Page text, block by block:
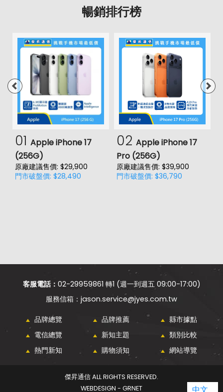
暢銷排行榜
01 Apple iPhone 17
(256G)
原廠建議售價: $29,900
門市破盤價: $28,490
02 Apple iPhone 17
Pro (256G)
原廠建議售價: $39,900
門市破盤價: $36,790
客服電話： 02-29959861 轉1 (週一到週五 09:00-17:00)
jason.service@jyes.com.tw
品牌總覽 品牌推薦
縣市據點
電信總覽
新知主題
類別比較
熱門新知
購物須知 網站導覽
傑昇通信 ALL RIGHTS RESERVED.
WEBDESIGN - GRNET